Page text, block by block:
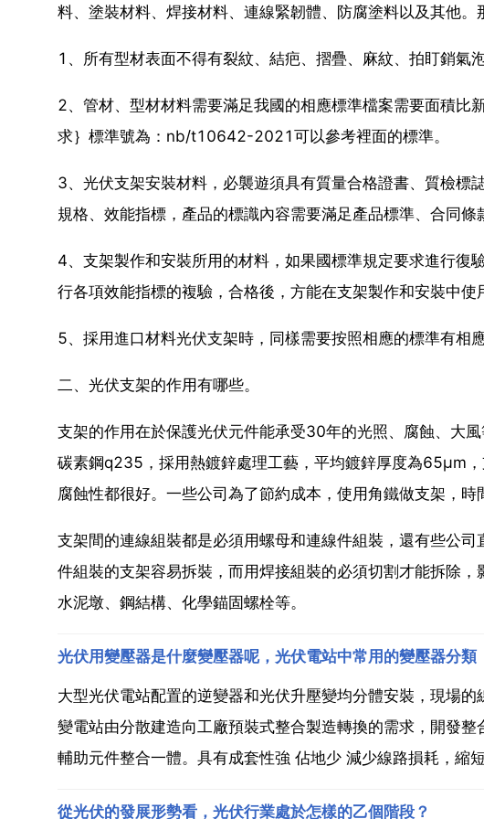
料、塗裝材料、焊接材料、連線緊韌體、防腐塗料以及其他
1、所有型材表面不得有裂紋、結疤、摺疊、麻紋、拍盯銷氣
2、管材、型材材料需要滿足我國的相應標準檔案需要面積比
求｝標準號為：nb/t10642-2021可以參考裡面的標準。
3、光伏支架安裝材料，必襲遊須具有質量合格證書、質檢標
規格、效能指標，產品的標識內容需要滿足產品標準、合同條
4、支架製作和安裝所用的材料，如果國標準規定要求進行復
行各項效能指標的複驗，合格後，方能在支架製作和安裝中使
5、採用進口材料光伏支架時，同樣需要按照相應的標準有相
二、光伏支架的作用有哪些。
支架的作用在於保護光伏元件能承受30年的光照、腐蝕、大
碳素鋼q235，採用熱鍍鋅處理工藝，平均鍍鋅厚度為65μm
腐蝕性都很好。一些公司為了節約成本，使用角鐵做支架，時
支架間的連線組裝都是必須用螺母和連線件組裝，還有些公
件組裝的支架容易拆裝，而用焊接組裝的必須切割才能拆除
水泥墩、鋼結構、化學錨固螺栓等。
光伏用變壓器是什麼變壓器呢，光伏電站中常用的變壓器分類
大型光伏電站配置的逆變器和光伏升壓變均分體安裝，現場
變電站由分散建造向工廠預裝式整合製造轉換的需求，開發
輔助元件整合一體。具有成套性強 佔地少 減少線路損耗，縮
從光伏的發展形勢看，光伏行業處於怎樣的乙個階段？